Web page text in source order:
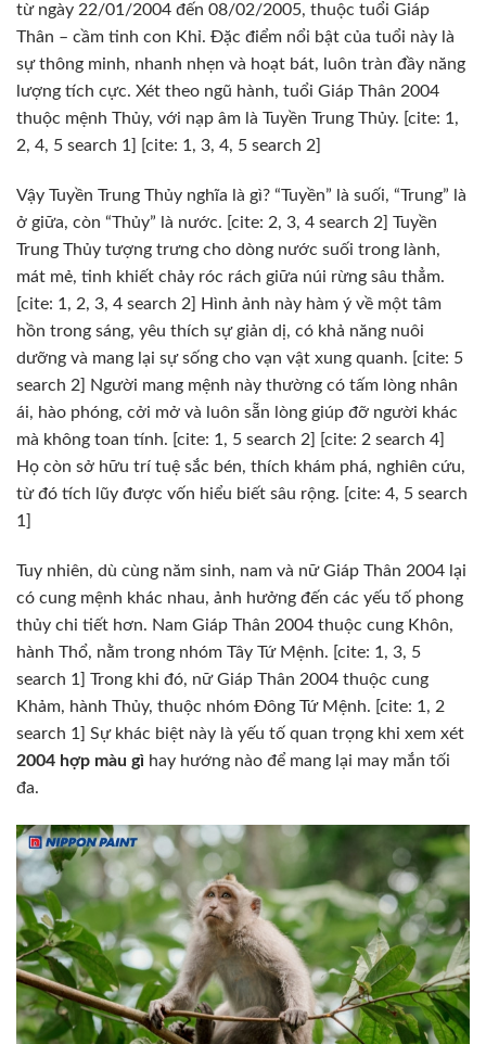
từ ngày 22/01/2004 đến 08/02/2005, thuộc tuổi Giáp
Thân – cầm tinh con Khỉ. Đặc điểm nổi bật của tuổi này là
sự thông minh, nhanh nhẹn và hoạt bát, luôn tràn đầy năng
lượng tích cực. Xét theo ngũ hành, tuổi Giáp Thân 2004
thuộc mệnh Thủy, với nạp âm là Tuyền Trung Thủy. [cite: 1,
2, 4, 5 search 1] [cite: 1, 3, 4, 5 search 2]
Vậy Tuyền Trung Thủy nghĩa là gì? “Tuyền” là suối, “Trung” là
ở giữa, còn “Thủy” là nước. [cite: 2, 3, 4 search 2] Tuyền
Trung Thủy tượng trưng cho dòng nước suối trong lành,
mát mẻ, tinh khiết chảy róc rách giữa núi rừng sâu thẳm.
[cite: 1, 2, 3, 4 search 2] Hình ảnh này hàm ý về một tâm
hồn trong sáng, yêu thích sự giản dị, có khả năng nuôi
dưỡng và mang lại sự sống cho vạn vật xung quanh. [cite: 5
search 2] Người mang mệnh này thường có tấm lòng nhân
ái, hào phóng, cởi mở và luôn sẵn lòng giúp đỡ người khác
mà không toan tính. [cite: 1, 5 search 2] [cite: 2 search 4]
Họ còn sở hữu trí tuệ sắc bén, thích khám phá, nghiên cứu,
từ đó tích lũy được vốn hiểu biết sâu rộng. [cite: 4, 5 search
1]
Tuy nhiên, dù cùng năm sinh, nam và nữ Giáp Thân 2004 lại
có cung mệnh khác nhau, ảnh hưởng đến các yếu tố phong
thủy chi tiết hơn. Nam Giáp Thân 2004 thuộc cung Khôn,
hành Thổ, nằm trong nhóm Tây Tứ Mệnh. [cite: 1, 3, 5
search 1] Trong khi đó, nữ Giáp Thân 2004 thuộc cung
Khảm, hành Thủy, thuộc nhóm Đông Tứ Mệnh. [cite: 1, 2
search 1] Sự khác biệt này là yếu tố quan trọng khi xem xét
2004 hợp màu gì hay hướng nào để mang lại may mắn tối
đa.